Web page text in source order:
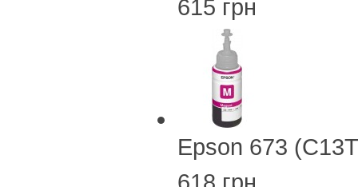
615 грн
Epson 673